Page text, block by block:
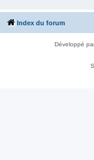
Index du forum
Développé